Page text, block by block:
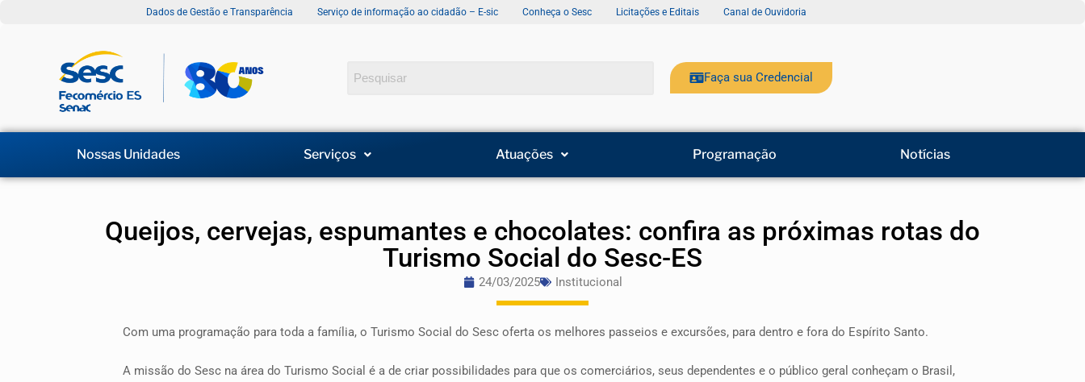
Dados de Gestão e Transparência Serviço de informação ao cidadão – E-sic Conheça o Sesc Licitações e Editais Canal de Ouvidoria
Faça sua Credencial
Nossas Unidades Serviços Atuações Programação Notícias
Queijos, cervejas, espumantes e chocolates: confira as próximas rotas do
Turismo Social do Sesc-ES
24/03/2025 Institucional
Com uma programação para toda a família, o Turismo Social do Sesc oferta os melhores passeios e excursões, para dentro e fora do Espírito Santo.
A missão do Sesc na área do Turismo Social é a de criar possibilidades para que os comerciários, seus dependentes e o público geral conheçam o Brasil,